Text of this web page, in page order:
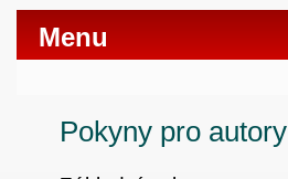
Menu
Pokyny pro autory